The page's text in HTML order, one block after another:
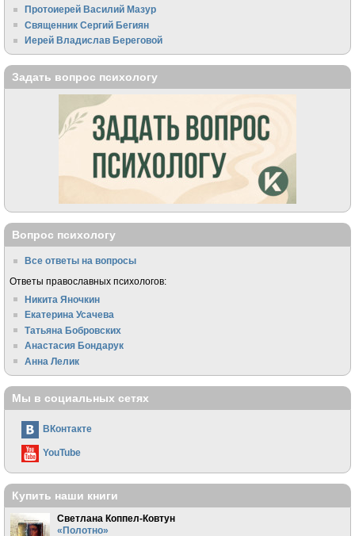
Протоиерей Василий Мазур
Священник Сергий Бегиян
Иерей Владислав Береговой
Задать вопрос психологу
Вопрос психологу
Все ответы на вопросы
Ответы православных психологов:
Никита Яночкин
Екатерина Усачева
Татьяна Бобровских
Анастасия Бондарук
Анна Лелик
Мы в социальных сетях
ВКонтакте
YouTube
Купить наши книги
Светлана Коппел-Ковтун
«Полотно»